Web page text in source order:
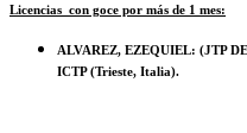
Licencias con goce por más de 1 mes:
ALVAREZ, EZEQUIEL: (JTP
ICTP (Trieste, Italia).